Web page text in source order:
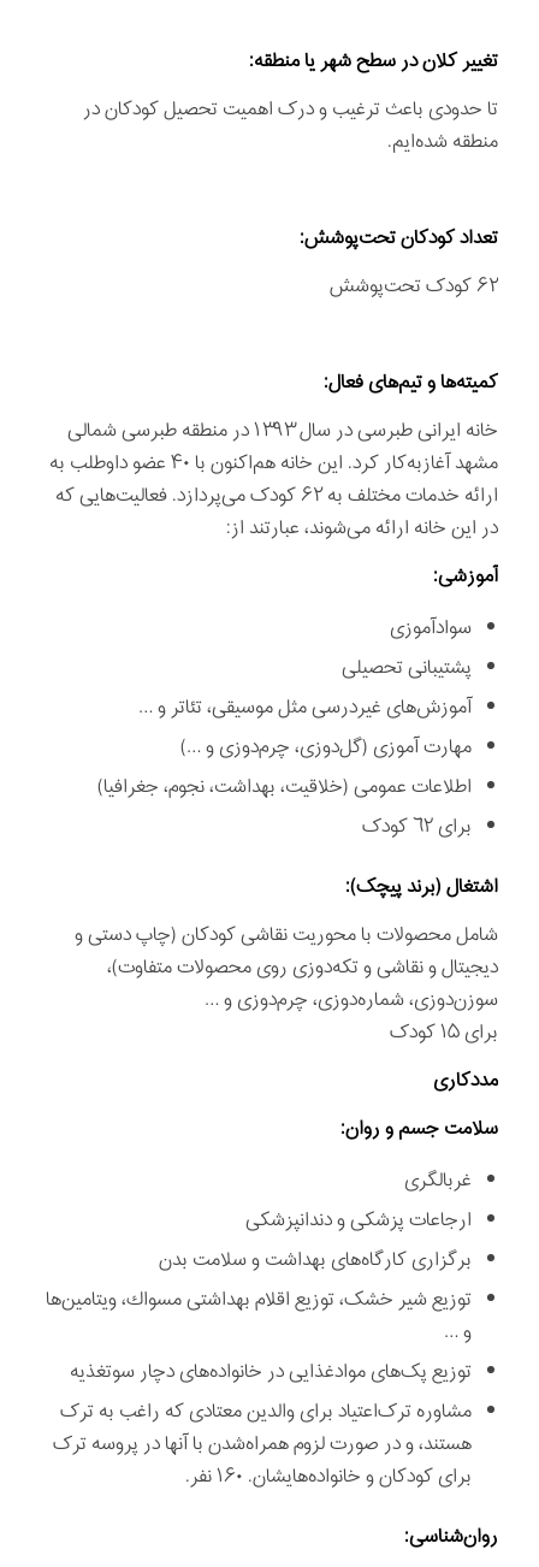
تغییر کلان در سطح شهر یا منطقه:
تا حدودی باعث ترغیب و درک اهمیت تحصیل کودکان در
منطقه شده‌ایم.
تعداد کودکان تحت‌پوشش:
۶۲ کودک تحت‌پوشش
کمیته‌ها و تیم‌های فعال:
خانه ایرانی طبرسی در سال ۱۳۹۳ در منطقه طبرسی شمالی
مشهد آغاز‌به‌کار کرد. این خانه هم‌اکنون با ۴۰ عضو داوطلب به
ارائه خدمات مختلف به ۶۲ کودک می‌پردازد. فعالیت‌هایی که
در این خانه ارائه می‌شوند، عبارتند از:
آموزشی:
سوادآموزی
پشتیبانی تحصیلی
آموزش‌های غیردرسی مثل موسیقی، تئاتر و …
مهارت آموزی (گل‌دوزی، چرم‌دوزی و …)
اطلاعات عمومی (خلاقیت، بهداشت، نجوم، جغرافیا)
برای ٦٢ کودک
اشتغال (برند پیچک):
شامل محصولات با محوریت نقاشی کودکان (چاپ دستی و
دیجیتال و نقاشی و تکه‌دوزی روی محصولات متفاوت)،
سوزن‌دوزی، شماره‌دوزی، چرم‌دوزی و …
برای ۱۵ کودک
مددكاری
سلامت جسم‌ و روان:
غربالگری
ارجاعات پزشکی و دندانپزشکی
برگزاری کارگاه‌های بهداشت و سلامت بدن
توزيع شير خشک، توزيع اقلام بهداشتی مسواك، ويتامين‌ها
و …
توزيع پک‌های مواد‌غذايی در خانواده‌های دچار سوتغذيه
مشاوره ترک‌اعتياد برای والدين معتادی كه راغب به ترک
هستند، و در صورت لزوم همراه‌شدن با آنها در پروسه ترک
برای کودکان و خانواده‌هایشان. ۱۶۰ نفر.
روان‌شناسی: